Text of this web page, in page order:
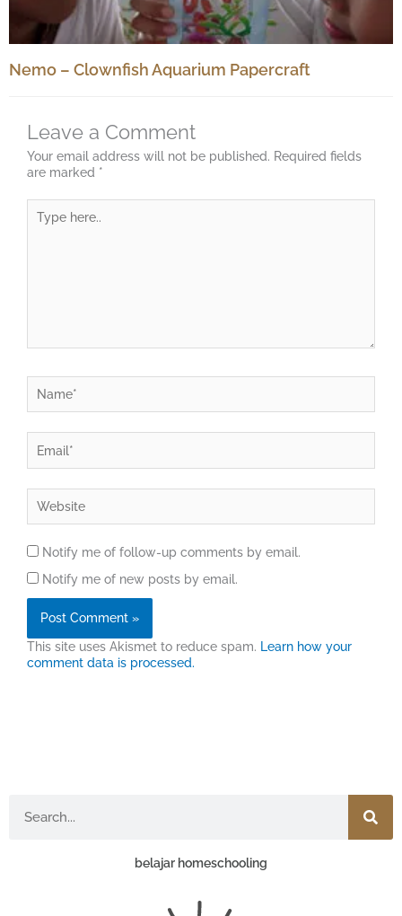
Nemo – Clownfish Aquarium Papercraft
Leave a Comment
Your email address will not be published. Required fields
are marked *
here..
Notify me of follow-up comments by email.
Notify me of new posts by email.
This site uses Akismet to reduce spam. Learn how your
comment data is processed.
belajar homeschooling